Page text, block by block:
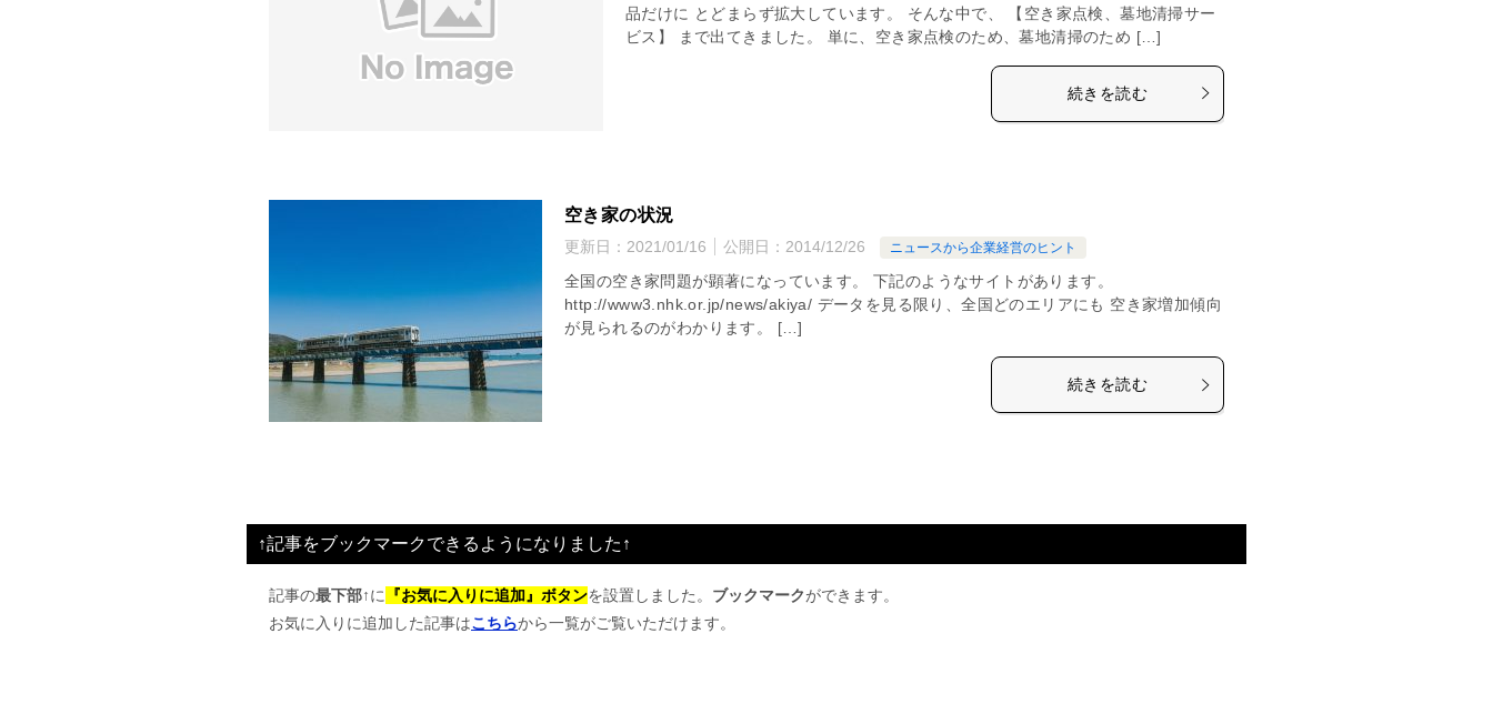
品だけに とどまらず拡大しています。 そんな中で、 【空き家点検、墓地清掃サー
ビス】 まで出てきました。 単に、空き家点検のため、墓地清掃のため […]
続きを読む
空き家の状況
更新日： 2021/01/16 公開日： 2014/12/26 ニュースから企業経営のヒント
全国の空き家問題が顕著になっています。 下記のようなサイトがあります。
http://www3.nhk.or.jp/news/akiya/ データを見る限り、全国どのエリアにも 空き家増加傾向
が見られるのがわかります。 […]
続きを読む
↑記事をブックマークできるようになりました↑
記事の最下部↑に 『お気に入りに追加』ボタンを設置しました。 ブックマークができます。
お気に入りに追加した記事はこちらから一覧がご覧いただけます。